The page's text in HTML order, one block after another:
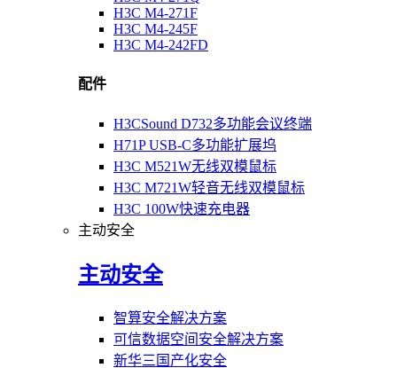
H3C M4-271F
H3C M4-245F
H3C M4-242FD
配件
H3CSound D732多功能会议终端
H71P USB-C多功能扩展坞
H3C M521W无线双模鼠标
H3C M721W轻音无线双模鼠标
H3C 100W快速充电器
主动安全
主动安全
智算安全解决方案
可信数据空间安全解决方案
新华三国产化安全